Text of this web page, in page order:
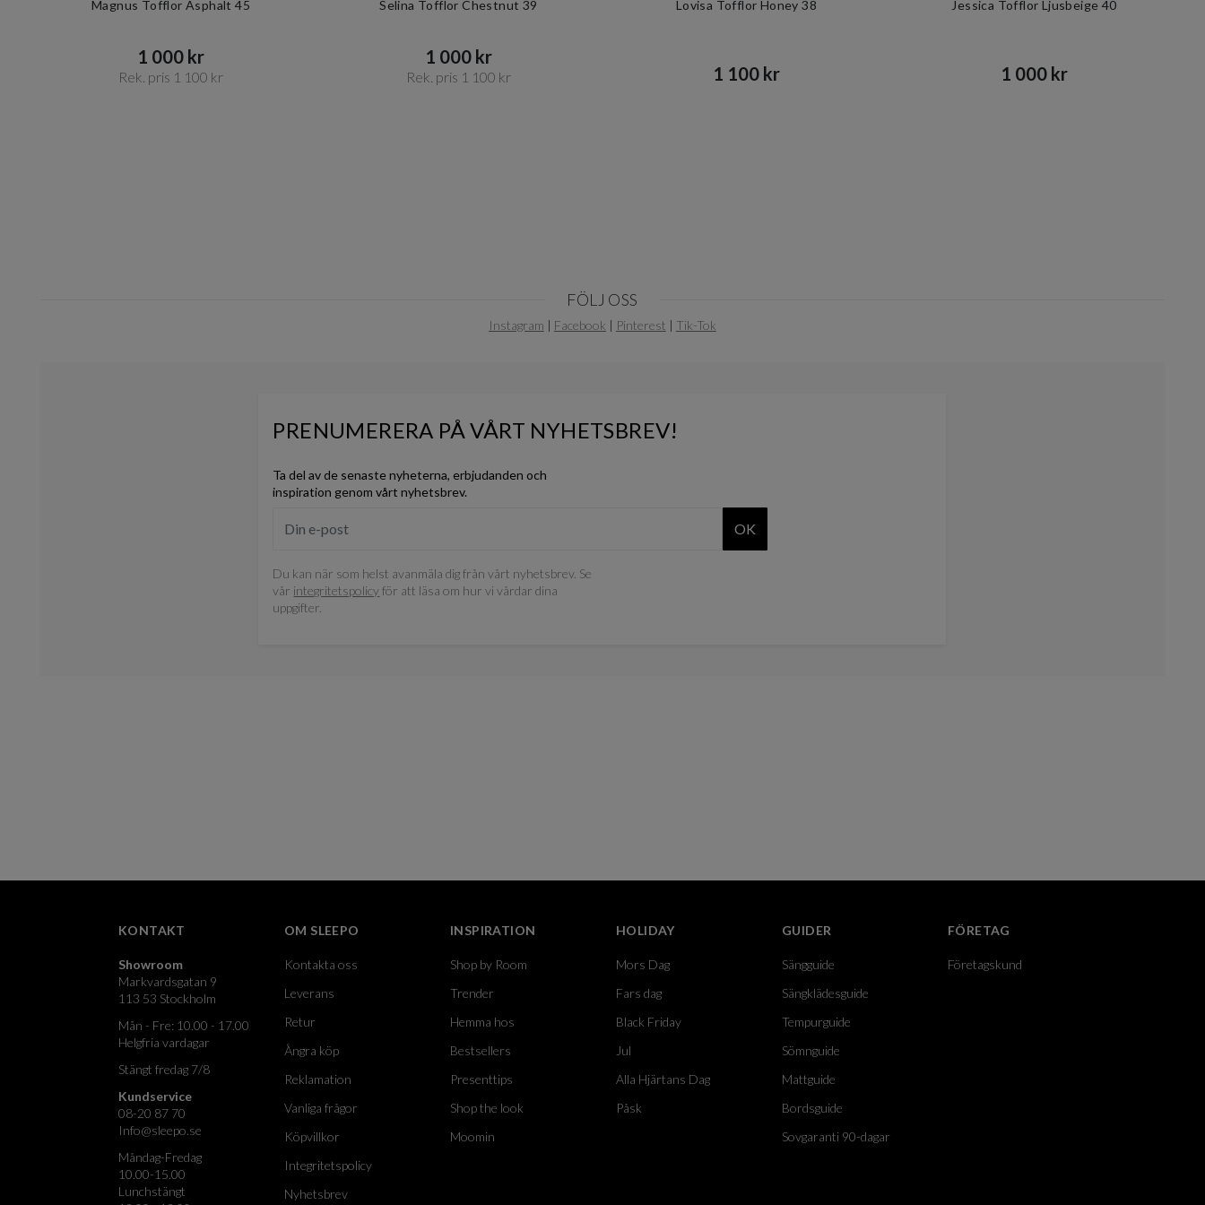
Magnus Tofflor Asphalt 45
1 000 kr​​
Rek. pris 1 100 kr​​
Selina Tofflor Chestnut 39
1 000 kr​​
Rek. pris 1 100 kr​​
Lovisa Tofflor Honey 38
1 100 kr​​
Jessica Tofflor Ljusbeige 40
1 000 kr​​
FÖLJ OSS
Instagram | Facebook | Pinterest | Tik-Tok
PRENUMERERA PÅ VÅRT NYHETSBREV!
Ta del av de senaste nyheterna, erbjudanden och
inspiration genom vårt nyhetsbrev.
OK
Du kan när som helst avanmäla dig från vårt nyhetsbrev. Se
vår integritetspolicyför att läsa om hur vi vårdar dina
uppgifter.
KONTAKT
Showroom
Markvardsgatan 9
113 53 Stockholm
Mån - Fre: 10.00 - 17.00
Helgfria vardagar
Stängt fredag 7/8
Kundservice
08-20 87 70
Info@sleepo.se
Måndag-Fredag
10.00-15.00
Lunchstängt
OM SLEEPO
Kontakta oss
Leverans
Retur
Ångra köp
Reklamation
Vanliga frågor
Köpvillkor
Integritetspolicy
Nyhetsbrev
INSPIRATION
Shop by Room
Trender
Hemma hos
Bestsellers
Presenttips
Shop the look
Moomin
HOLIDAY
Mors Dag
Fars dag
Black Friday
Jul
Alla Hjärtans Dag
Påsk
GUIDER
Sängguide
Sängklädesguide
Tempurguide
Sömnguide
Mattguide
Bordsguide
Sovgaranti 90-dagar
FÖRETAG
Företagskund